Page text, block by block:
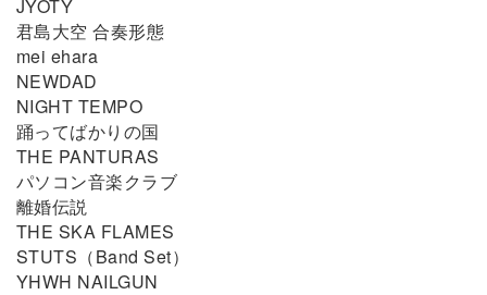
JYOTY
君島大空 合奏形態
mei ehara
NEWDAD
NIGHT TEMPO
踊ってばかりの国
THE PANTURAS
パソコン音楽クラブ
離婚伝説
THE SKA FLAMES
STUTS（Band Set）
YHWH NAILGUN